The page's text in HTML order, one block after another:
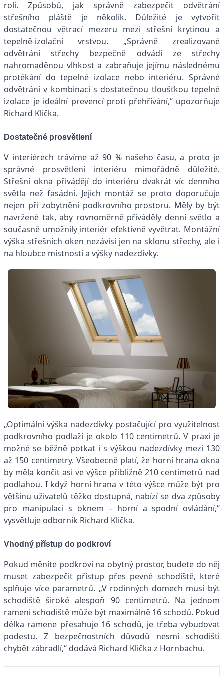
roli. Způsobů, jak správně zabezpečit odvětrání
střešního pláště je několik. Důležité je vytvořit
dostatečnou větrací mezeru mezi střešní krytinou a
tepelně-izolační vrstvou. „Správně zrealizované
odvětrání střechy bezpečně odvádí ze střechy
nahromaděnou vlhkost a zabraňuje jejímu následnému
protékání do tepelné izolace nebo interiéru. Správné
odvětrání v kombinaci s dostatečnou tloušťkou tepelné
izolace je ideální prevencí proti přehřívání,“ upozorňuje
Richard Klička.
Dostatečné prosvětlení
V interiérech trávíme až 90 % našeho času, a proto je
správné prosvětlení interiéru mimořádně důležité.
Střešní okna přivádějí do interiéru dvakrát víc denního
světla než fasádní. Jejich montáž se proto doporučuje
nejen při zobytnění podkrovního prostoru. Měly by být
navržené tak, aby rovnoměrně přiváděly denní světlo a
současně umožnily interiér efektivně vyvětrat. Montážní
výška střešních oken nezávisí jen na sklonu střechy, ale i
na hloubce místnosti a výšky nadezdívky.
„Optimální výška nadezdívky postačující pro využitelnost
podkrovního podlaží je okolo 110 centimetrů. V praxi je
možné se běžně potkat i s výškou nadezdívky mezi 130
až 150 centimetry. Všeobecně platí, že horní hrana okna
by měla končit asi ve výšce přibližně 210 centimetrů nad
podlahou. I když horní hrana v této výšce může být pro
většinu uživatelů těžko dostupná, nabízí se dva způsoby
pro manipulaci s oknem – horní a spodní ovládání,“
vysvětluje odborník Richard Klička.
Vhodný přístup do podkroví
Pokud měníte podkroví na obytný prostor, budete do něj
muset zabezpečit přístup přes pevné schodiště, které
splňuje více parametrů. „V rodinných domech musí být
schodiště široké alespoň 90 centimetrů. Na jednom
rameni schodiště může být maximálně 16 schodů. Pokud
délka ramene přesahuje 16 schodů, je třeba vybudovat
podestu. Z bezpečnostních důvodů nesmí schodišti
chybět zábradlí,“ dodává Richard Klička z Hornbachu.